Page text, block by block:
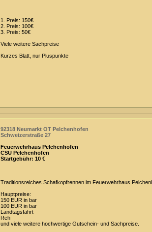
1. Preis: 150€
2. Preis: 100€
3. Preis: 50€
Viele weitere Sachpreise
Kurzes Blatt, nur Pluspunkte
92318 Neumarkt OT Pelchenhofen
Schweizerstraße 27
Feuerwehrhaus Pelchenhofen
CSU Pelchenhofen
Startgebühr: 10 €
Traditionsreiches Schafkopfrennen im Feuerwehrhaus
Hauptpreise:
150 EUR in bar
100 EUR in bar
Landtagsfahrt
Reh
und viele weitere hochwertige Gutschein- und Sachpreise.